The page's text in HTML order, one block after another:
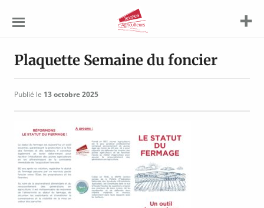
Agriculteurs
Plaquette Semaine du foncier
Publié le 13 octobre 2025